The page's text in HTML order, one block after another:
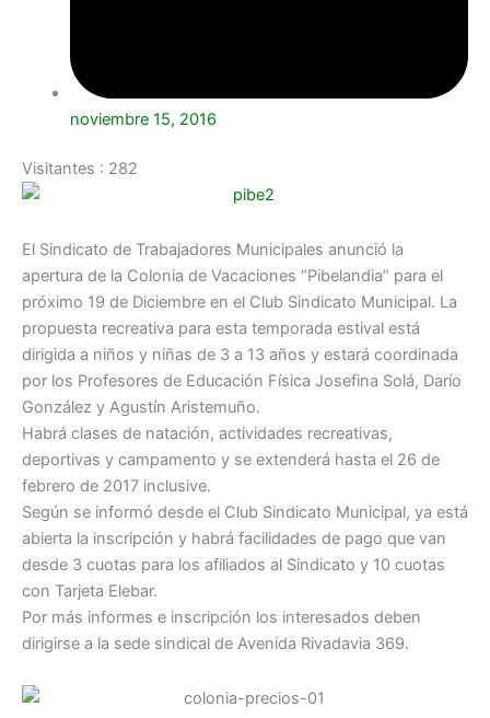
noviembre 15, 2016
Visitantes : 282
El Sindicato de Trabajadores Municipales anunció la
apertura de la Colonia de Vacaciones “Pibelandia” para el
próximo 19 de Diciembre en el Club Sindicato Municipal. La
propuesta recreativa para esta temporada estival está
dirigida a niños y niñas de 3 a 13 años y estará coordinada
por los Profesores de Educación Física Josefina Solá, Darío
González y Agustín Aristemuño.
Habrá clases de natación, actividades recreativas,
deportivas y campamento y se extenderá hasta el 26 de
febrero de 2017 inclusive.
Según se informó desde el Club Sindicato Municipal, ya está
abierta la inscripción y habrá facilidades de pago que van
desde 3 cuotas para los afiliados al Sindicato y 10 cuotas
con Tarjeta Elebar.
Por más informes e inscripción los interesados deben
dirigirse a la sede sindical de Avenida Rivadavia 369.